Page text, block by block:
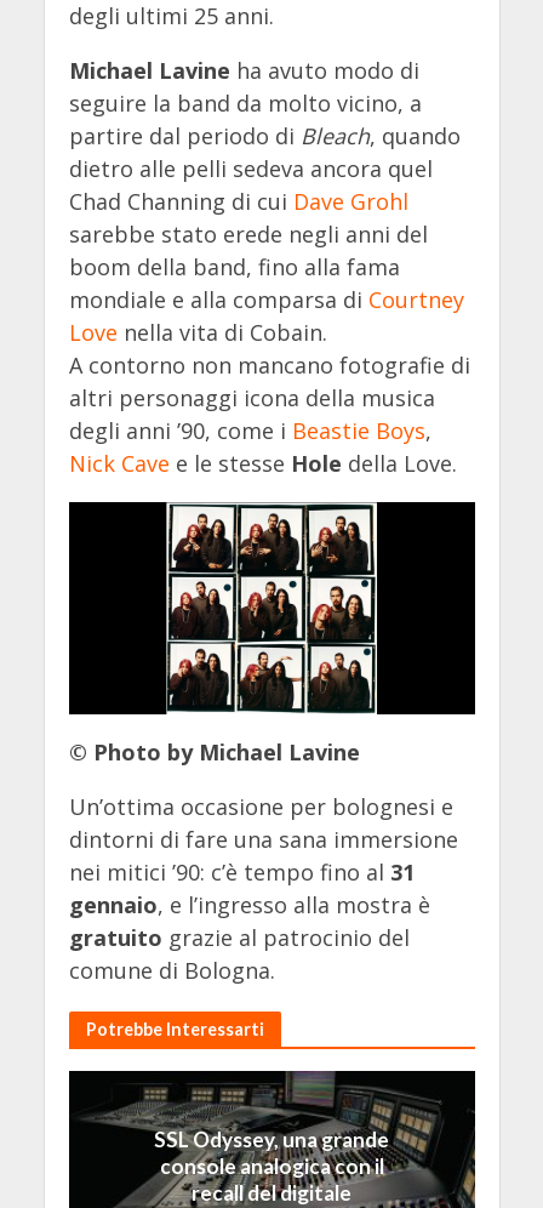
degli ultimi 25 anni.
Michael Lavine ha avuto modo di
seguire la band da molto vicino, a
partire dal periodo di Bleach, quando
dietro alle pelli sedeva ancora quel
Chad Channing di cui Dave Grohl
sarebbe stato erede negli anni del
boom della band, fino alla fama
mondiale e alla comparsa di Courtney
Love nella vita di Cobain.
A contorno non mancano fotografie di
altri personaggi icona della musica
degli anni ’90, come i Beastie Boys,
Nick Cave e le stesse Hole della Love.
© Photo by Michael Lavine
Un’ottima occasione per bolognesi e
dintorni di fare una sana immersione
nei mitici ’90: c’è tempo fino al 31
gennaio, e l’ingresso alla mostra è
gratuito grazie al patrocinio del
comune di Bologna.
Potrebbe Interessarti
SSL Odyssey, una grande
console analogica con il
recall del digitale